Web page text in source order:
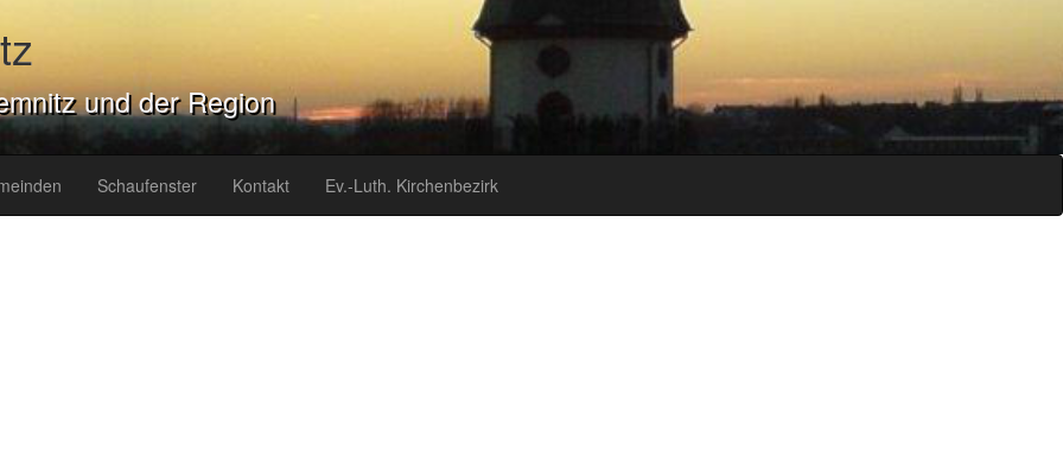
und der Region
Schaufenster Kontakt Ev.-Luth. Kirchenbezirk